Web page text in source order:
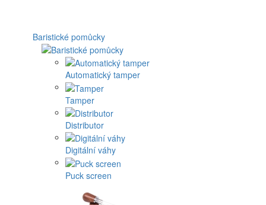
Baristické pomůcky
Automatický tamper
Tamper
Distributor
Digitální váhy
Puck screen